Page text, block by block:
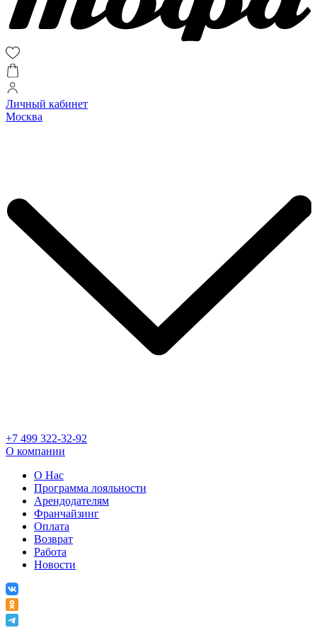
Личный кабинет
Москва
+7 499 322-32-92
О компании
О Нас
Программа лояльности
Арендодателям
Франчайзинг
Оплата
Возврат
Работа
Новости